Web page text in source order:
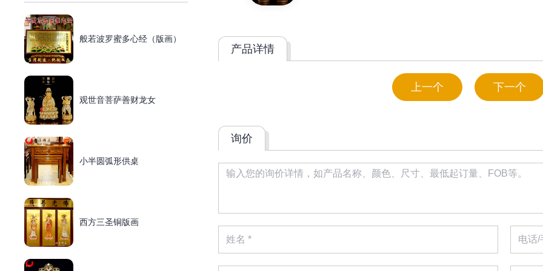
般若波罗蜜多心经（版画）
观世音菩萨善财龙女
小半圆弧形供桌
西方三圣铜版画
产品详情
上一个 下一个
询价